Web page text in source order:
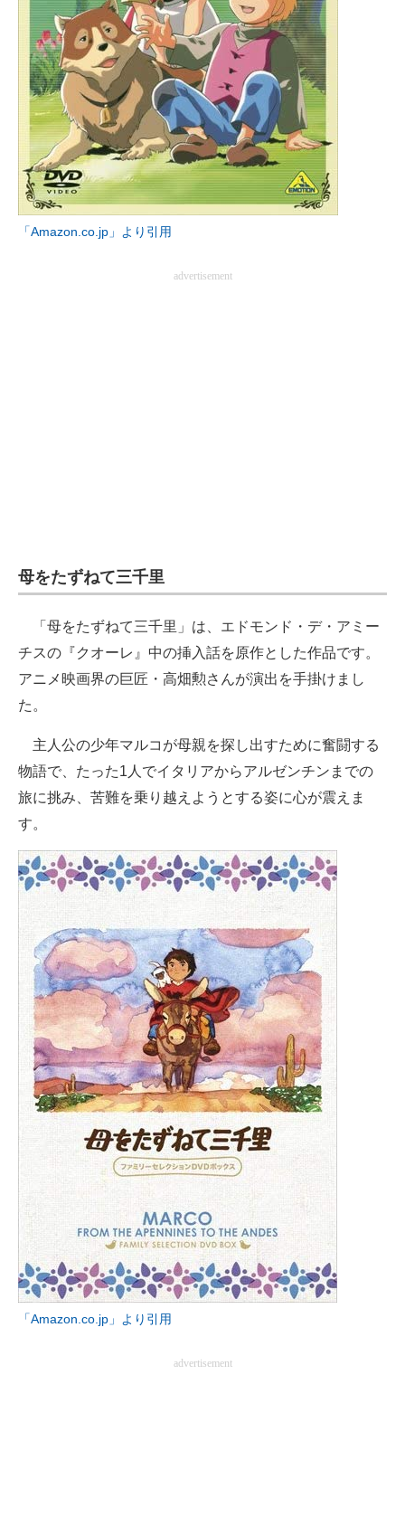
「Amazon.co.jp」より引用
advertisement
母をたずねて三千里
「母をたずねて三千里」は、エドモンド・デ・アミー
チスの『クオーレ』中の挿入話を原作とした作品です。
アニメ映画界の巨匠・高畑勲さんが演出を手掛けまし
た。
主人公の少年マルコが母親を探し出すために奮闘する
物語で、たった1人でイタリアからアルゼンチンまでの
旅に挑み、苦難を乗り越えようとする姿に心が震えま
す。
「Amazon.co.jp」より引用
advertisement